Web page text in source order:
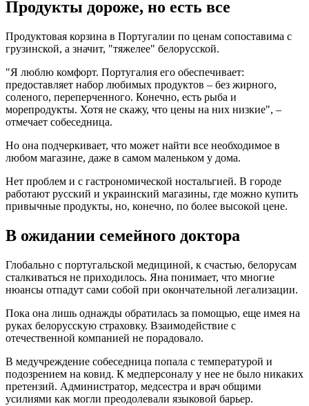
Продукты дороже, но есть все
Продуктовая корзина в Португалии по ценам сопоставима с
грузинской, а значит, "тяжелее" белорусской.
"Я люблю комфорт. Португалия его обеспечивает:
предоставляет набор любимых продуктов – без жирного,
соленого, переперченного. Конечно, есть рыба и
морепродукты. Хотя не скажу, что цены на них низкие", –
отмечает собеседница.
Но она подчеркивает, что может найти все необходимое в
любом магазине, даже в самом маленьком у дома.
Нет проблем и с гастрономической ностальгией. В городе
работают русский и украинский магазины, где можно купить
привычные продукты, но, конечно, по более высокой цене.
В ожидании семейного доктора
Глобально с португальской медициной, к счастью, белорусам
сталкиваться не приходилось. Яна понимает, что многие
нюансы отпадут сами собой при окончательной легализации.
Пока она лишь однажды обратилась за помощью, еще имея на
руках белорусскую страховку. Взаимодействие с
отечественной компанией не порадовало.
В медучреждение собеседница попала с температурой и
подозрением на ковид. К медперсоналу у нее не было никаких
претензий. Администратор, медсестра и врач общими
усилиями как могли преодолевали языковой барьер.